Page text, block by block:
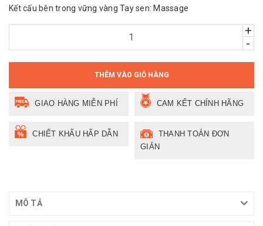
Kết cấu bên trong vững vàng Tay sen: Massage
+
-
THÊM VÀO GIỎ HÀNG
GIAO HÀNG MIỄN PHÍ CAM KẾT CHÍNH HÃNG
CHIẾT KHẤU HẤP DẪN
THANH TOÁN ĐƠN
GIẢN
MÔ TẢ